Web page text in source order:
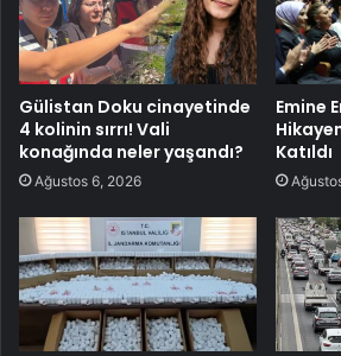
Gülistan Doku cinayetinde
4 kolinin sırrı! Vali
konağında neler yaşandı?
Ağustos 6, 2026
Emine
Katıldı